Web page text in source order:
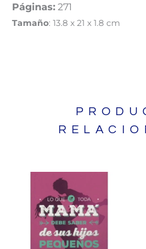
Páginas: 271
Tamaño: 13.8 x 21 x 1.8 cm